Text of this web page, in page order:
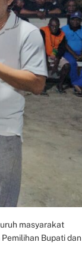
masyarakat
Bupati dan